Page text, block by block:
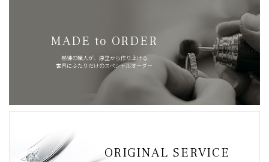
MADE to ORDER
熟練の職人が、原型から作り上げる
世界にふたりだけのスペシャルオーダー
ORIGINAL SERVICE